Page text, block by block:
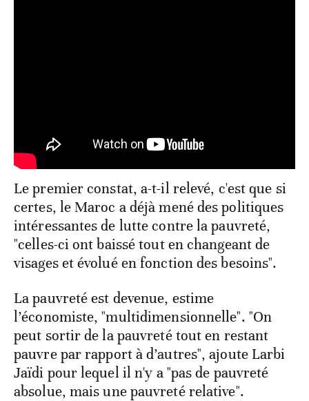
Le premier constat, a-t-il relevé, c'est que si
certes, le Maroc a déjà mené des politiques
intéressantes de lutte contre la pauvreté,
"celles-ci ont baissé tout en changeant de
visages et évolué en fonction des besoins".
La pauvreté est devenue, estime
l’économiste, "multidimensionnelle". "On
peut sortir de la pauvreté tout en restant
pauvre par rapport à d’autres", ajoute Larbi
Jaïdi pour lequel il n'y a "pas de pauvreté
absolue, mais une pauvreté relative".